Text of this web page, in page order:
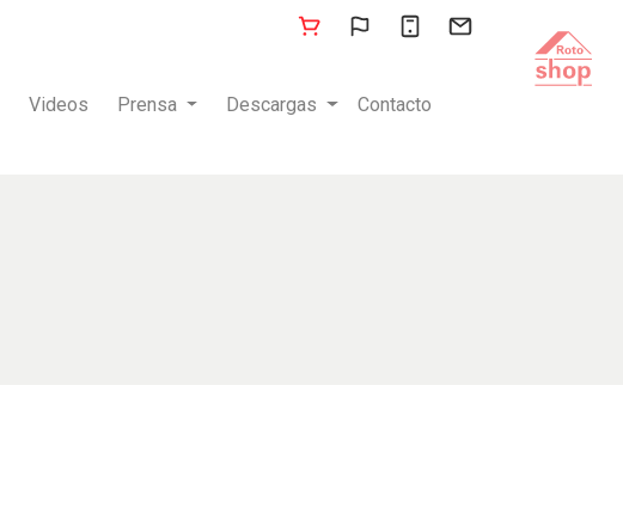
Videos Prensa Descargas Contacto